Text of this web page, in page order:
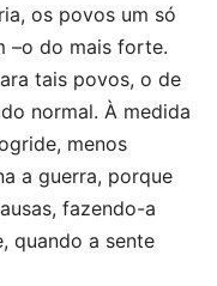
os povos um só
–o do mais forte.
tais povos, o de
normal. À medida
menos
a guerra, porque
fazendo-a
quando a sente